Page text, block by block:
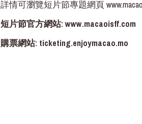
詳情可瀏覽短片節專題網頁
短片節官方網站:www.macaoisff.com
購票網站: ticketing.enjoymacao.mo